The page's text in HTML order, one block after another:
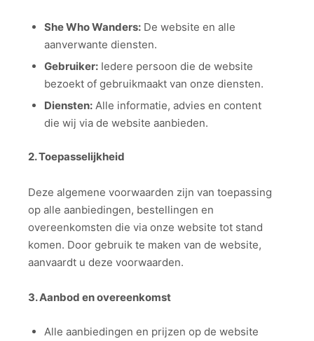
She Who Wanders:De website en alle
aanverwante diensten.
Gebruiker:Iedere persoon die de website
bezoekt of gebruikmaakt van onze diensten.
Diensten:Alle informatie, advies en content
die wij via de website aanbieden.
2. Toepasselijkheid
Deze algemene voorwaarden zijn van toepassing
op alle aanbiedingen, bestellingen en
overeenkomsten die via onze website tot stand
komen. Door gebruik te maken van de website,
aanvaardt u deze voorwaarden.
3. Aanbod en overeenkomst
Alle aanbiedingen en prijzen op de website